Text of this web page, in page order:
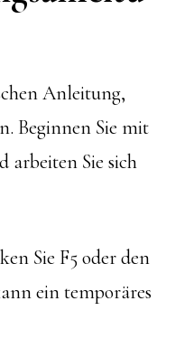
Anleitung,
Beginnen Sie mit
arbeiten Sie sich
Sie F5 oder den
ein temporäres